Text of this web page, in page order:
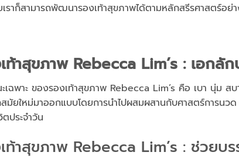
ราก็สามารถพัฒนารองเท้าสุขภาพได้ตามหลักสรีรศาสต
ท้าสุขภาพ Rebecca Lim’s : เอกลั
ฉพาะ ของรองเท้าสุขภาพ Rebecca Lim’s คือ เบา นุ่ม ส
มัยใหม่มาออกแบบโดยการนำไปผสมผสานกับศาสตร์การน
ตประจำวัน
ท้าสุขภาพ Rebecca Lim’s : ช่วยบ